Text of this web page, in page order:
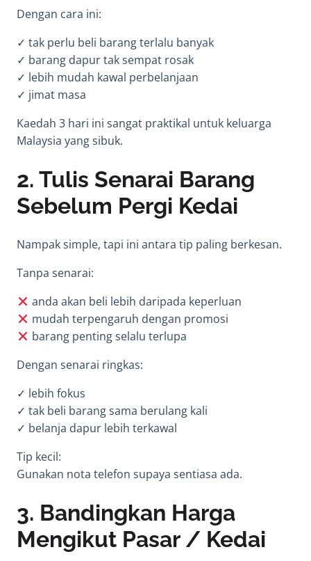
Dengan cara ini:
✓ tak perlu beli barang terlalu banyak
✓ barang dapur tak sempat rosak
✓ lebih mudah kawal perbelanjaan
✓ jimat masa
Kaedah 3 hari ini sangat praktikal untuk keluarga
Malaysia yang sibuk.
2. Tulis Senarai Barang
Sebelum Pergi Kedai
Nampak simple, tapi ini antara tip paling berkesan.
Tanpa senarai:
anda akan beli lebih daripada keperluan
mudah terpengaruh dengan promosi
barang penting selalu terlupa
Dengan senarai ringkas:
✓ lebih fokus
✓ tak beli barang sama berulang kali
✓ belanja dapur lebih terkawal
Tip kecil:
Gunakan nota telefon supaya sentiasa ada.
3. Bandingkan Harga
Mengikut Pasar / Kedai